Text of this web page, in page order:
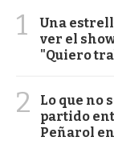
1
Una
ver el
"Quiero
2
Lo que no
partido
Peñarol